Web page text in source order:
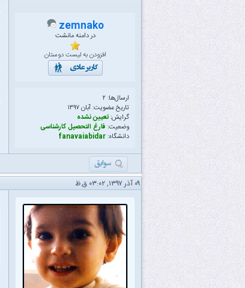
zemnako
در دامنه مانشت
افزودن به لیست دوستان
ارسال‌ها: ۲
تاریخ عضویت: آبان ۱۳۹۷
گرایش:تعیین نشده
وضعیت: فارغ التحصیل کارشناسی
دانشگاه:fanavaiabidar
۰۹ آذر ۱۳۹۷, ۰۳:۰۲ ق.ظ